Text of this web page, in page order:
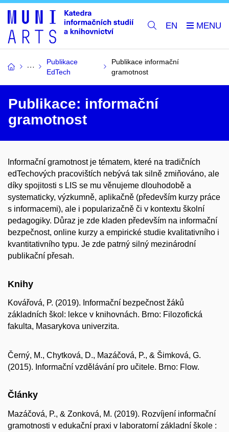
EN
Publikace
EdTech
Publikace informační
gramotnost
Publikace: informační
gramotnost
Informační gramotnost je tématem, které na tradičních
edTechových pracovištích nebývá tak silně zmiňováno, ale
díky spojitosti s LIS se mu věnujeme dlouhodobě a
systematicky, výzkumně, aplikačně (především kurzy práce
s informacemi), ale i popularizačně či v kontextu školní
pedagogiky. Důraz je zde kladen především na informační
bezpečnost, online kurzy a empirické studie kvalitativního i
kvantitativního typu. Je zde patrný silný mezinárodní
publikační přesah.
Knihy
Kovářová, P. (2019). Informační bezpečnost žáků
základních škol: lekce v knihovnách. Brno: Filozofická
fakulta, Masarykova univerzita.
Černý, M., Chytková, D., Mazáčová, P., & Šimková, G.
(2015). Informační vzdělávání pro učitele. Brno: Flow.
Články
Mazáčová, P., & Zonková, M. (2019). Rozvíjení informační
gramotnosti v edukační praxi v laboratorní základní škole :